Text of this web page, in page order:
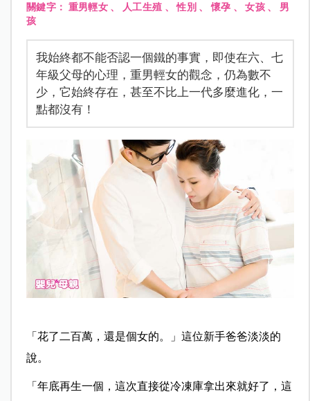
關鍵字： 重男輕女、 人工生殖 、性別 、懷孕 、女孩 、 男
孩
我始終都不能否認一個鐵的事實，即使在六、七
年級父母的心理，重男輕女的觀念，仍為數不
少，它始終存在，甚至不比上一代多麼進化，一
點都沒有！
「花了二百萬，還是個女的。」這位新手爸爸淡淡的
說。
「年底再生一個，這次直接從冷凍庫拿出來就好了，這